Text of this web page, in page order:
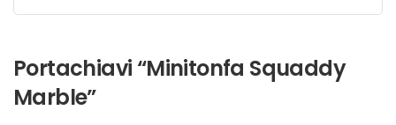
Portachiavi “Minitonfa Squaddy
Marble”